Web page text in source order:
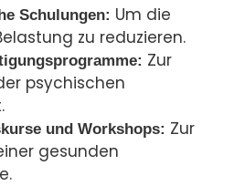
Schulungen: Um die
zu reduzieren.
Zur
psychischen
und Workshops: Zur
gesunden